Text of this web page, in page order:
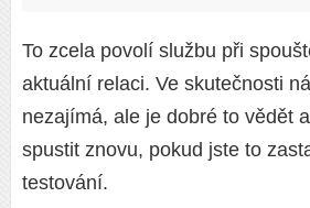
To zcela povolí službu při
aktuální relaci. Ve skutečnosti
nezajímá, ale je dobré to vědět
spustit znovu, pokud jste to
testování.